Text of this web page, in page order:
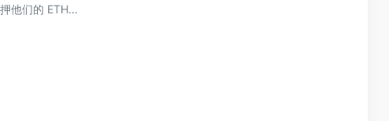
他们的 ETH...